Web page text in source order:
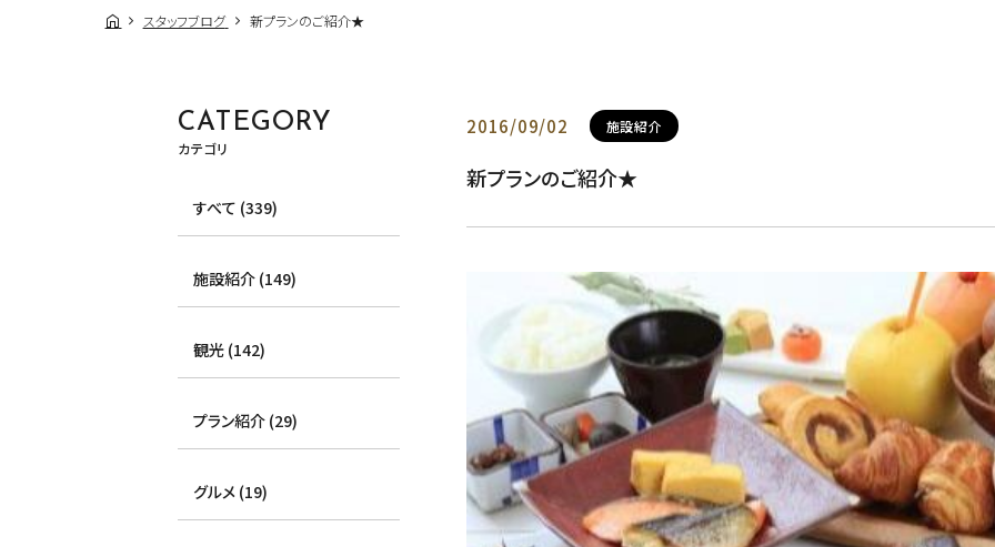
スタッフブログ 新プランのご紹介★
2016/09/02 施設紹介
新プランのご紹介★
CATEGORY
カテゴリ
すべて (339)
施設紹介 (149)
観光 (142)
プラン紹介 (29)
グルメ (19)